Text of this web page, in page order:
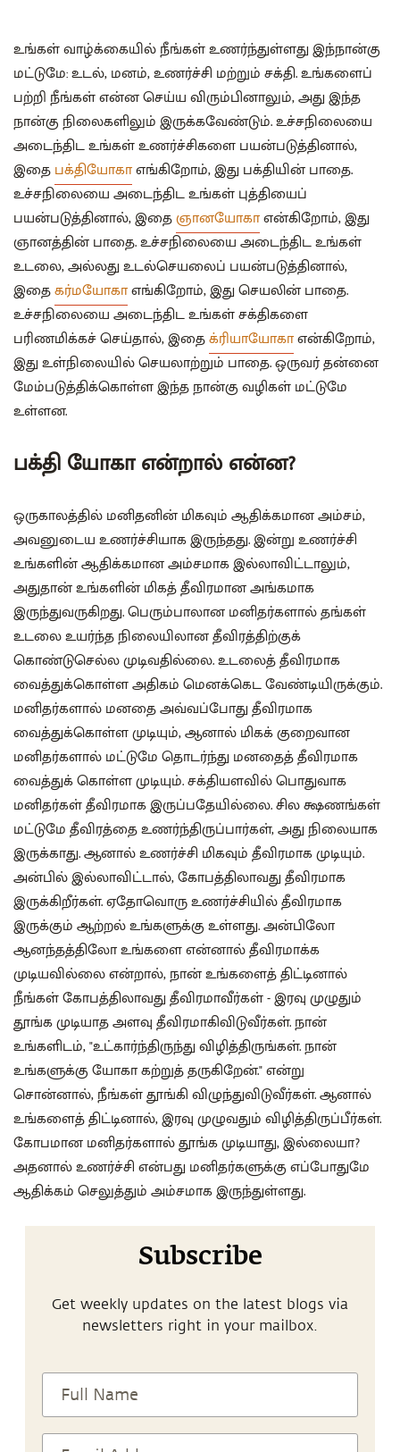
உங்கள் வாழ்க்கையில் நீங்கள் உணர்ந்துள்ளது இந்நான்கு
மட்டுமே: உடல், மனம், உணர்ச்சி மற்றும் சக்தி. உங்களைப்
பற்றி நீங்கள் என்ன செய்ய விரும்பினாலும், அது இந்த
நான்கு நிலைகளிலும் இருக்கவேண்டும். உச்சநிலையை
அடைந்திட உங்கள் உணர்ச்சிகளை பயன்படுத்தினால்,
இதைபக்தியோகாஎங்கிறோம், இது பக்தியின் பாதை.
உச்சநிலையை அடைந்திட உங்கள் புத்தியைப்
பயன்படுத்தினால், இதைஞானயோகாஎன்கிறோம், இது
ஞானத்தின் பாதை. உச்சநிலையை அடைந்திட உங்கள்
உடலை, அல்லது உடல்செயலைப் பயன்படுத்தினால்,
இதைகர்மயோகாஎங்கிறோம், இது செயலின் பாதை.
உச்சநிலையை அடைந்திட உங்கள் சக்திகளை
பரிணமிக்கச் செய்தால், இதைக்ரியாயோகாஎன்கிறோம்,
இது உள்நிலையில் செயலாற்றும் பாதை. ஒருவர் தன்னை
மேம்படுத்திக்கொள்ள இந்த நான்கு வழிகள் மட்டுமே
உள்ளன.
பக்தி யோகா என்றால் என்ன?
ஒருகாலத்தில் மனிதனின் மிகவும் ஆதிக்கமான அம்சம்,
அவனுடைய உணர்ச்சியாக இருந்தது. இன்று உணர்ச்சி
உங்களின் ஆதிக்கமான அம்சமாக இல்லாவிட்டாலும்,
அதுதான் உங்களின் மிகத் தீவிரமான அங்கமாக
இருந்துவருகிறது. பெரும்பாலான மனிதர்களால் தங்கள்
உடலை உயர்ந்த நிலையிலான தீவிரத்திற்குக்
கொண்டுசெல்ல முடிவதில்லை. உடலைத் தீவிரமாக
வைத்துக்கொள்ள அதிகம் மெனக்கெட வேண்டியிருக்கும்.
மனிதர்களால் மனதை அவ்வப்போது தீவிரமாக
வைத்துக்கொள்ள முடியும், ஆனால் மிகக் குறைவான
மனிதர்களால் மட்டுமே தொடர்ந்து மனதைத் தீவிரமாக
வைத்துக் கொள்ள முடியும். சக்தியளவில் பொதுவாக
மனிதர்கள் தீவிரமாக இருப்பதேயில்லை. சில க்ஷணங்கள்
மட்டுமே தீவிரத்தை உணர்ந்திருப்பார்கள், அது நிலையாக
இருக்காது. ஆனால் உணர்ச்சி மிகவும் தீவிரமாக முடியும்.
அன்பில் இல்லாவிட்டால், கோபத்திலாவது தீவிரமாக
இருக்கிறீர்கள். ஏதோவொரு உணர்ச்சியில் தீவிரமாக
இருக்கும் ஆற்றல் உங்களுக்கு உள்ளது. அன்பிலோ
ஆனந்தத்திலோ உங்களை என்னால் தீவிரமாக்க
முடியவில்லை என்றால், நான் உங்களைத் திட்டினால்
நீங்கள் கோபத்திலாவது தீவிரமாவீர்கள் - இரவு முழுதும்
தூங்க முடியாத அளவு தீவிரமாகிவிடுவீர்கள். நான்
உங்களிடம், "உட்கார்ந்திருந்து விழித்திருங்கள். நான்
உங்களுக்கு யோகா கற்றுத் தருகிறேன்." என்று
சொன்னால், நீங்கள் தூங்கி விழுந்துவிடுவீர்கள். ஆனால்
உங்களைத் திட்டினால், இரவு முழுவதும் விழித்திருப்பீர்கள்.
கோபமான மனிதர்களால் தூங்க முடியாது, இல்லையா?
அதனால் உணர்ச்சி என்பது மனிதர்களுக்கு எப்போதுமே
ஆதிக்கம் செலுத்தும் அம்சமாக இருந்துள்ளது.
Subscribe
Get weekly updates on the latest blogs via
newsletters right in your mailbox.